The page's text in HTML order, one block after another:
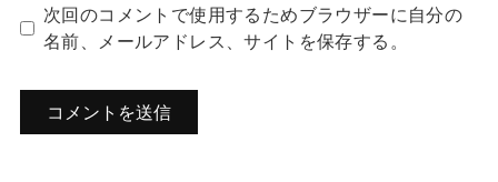
次回のコメントで使用するためブラウザーに自分の
名前、メールアドレス、サイトを保存する。